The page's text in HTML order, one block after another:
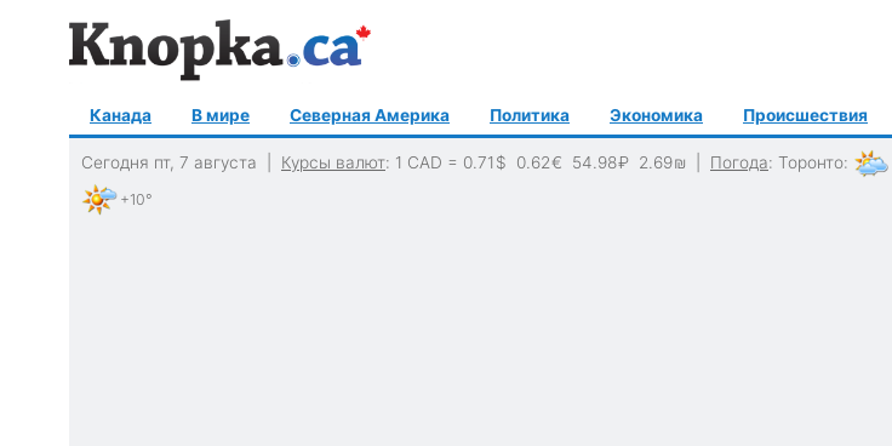
Канада В мире Северная Америка Политика Экономика Происшествия
Сегодня пт, 7 августа | Курсы валют: 1 CAD = 0.71 $ 0.62€ 54.98₽ 2.69₪ Погода: Торонто:
+10°